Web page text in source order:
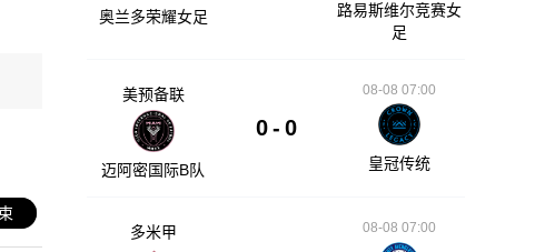
奥兰多荣耀女足
路易斯维尔竞赛女
足
美预备联
迈阿密国际B队
0 - 0
08-08 07:00
皇冠传统
多米甲 08-08 07:00